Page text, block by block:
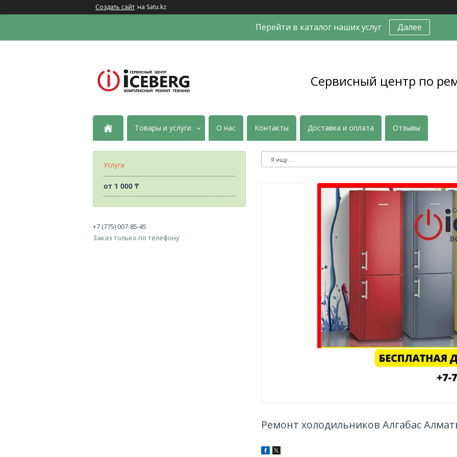
Создать сайт на Satu.kz
Перейти в каталог наших услуг Далее
Сервисный центр по
Товары и услуги О нас Контакты Доставка и оплата Отзывы
Ремонт холодильников Алгабас
Услуга
от 1 000 ₸
+7 (775) 007-85-45
Заказ только по телефону